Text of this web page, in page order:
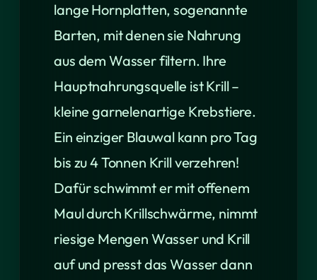
lange Hornplatten, sogenannte
Barten, mit denen sie Nahrung
aus dem Wasser filtern. Ihre
Hauptnahrungsquelle ist Krill –
kleine garnelenartige Krebstiere.
Ein einziger Blauwal kann pro Tag
bis zu 4 Tonnen Krill verzehren!
Dafür schwimmt er mit offenem
Maul durch Krillschwärme, nimmt
riesige Mengen Wasser und Krill
auf und presst das Wasser dann